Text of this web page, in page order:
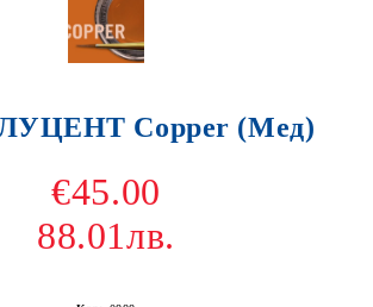
Copper (Мед)
€45.00
88.01лв.